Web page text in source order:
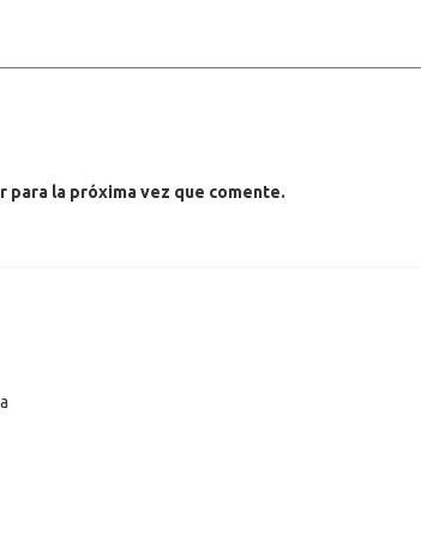
para la próxima vez que comente.